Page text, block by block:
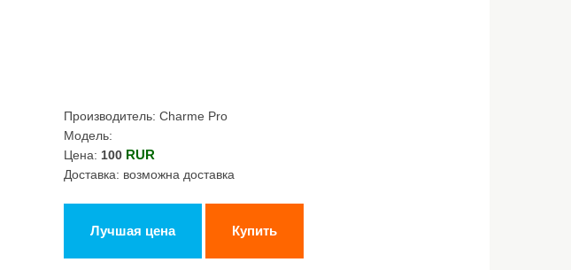
Производитель: Charme Pro
Модель:
Цена: 100 RUR
Доставка: возможна доставка
Лучшая цена Купить